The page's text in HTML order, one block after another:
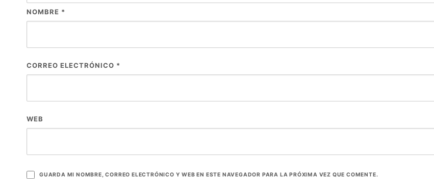
NOMBRE *
CORREO ELECTRÓNICO *
WEB
GUARDA MI NOMBRE, CORREO ELECTRÓNICO Y WEB EN ESTE NAVEGADOR PARA LA PRÓXIMA VEZ QUE COMENTE.